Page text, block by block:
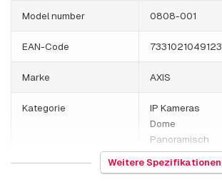
Model number 0808-001
EAN-Code 7331021049123
Marke AXIS
Kategorie
IP Kameras
Dome
Panoramisch
1000 Gramm
Weitere Spezifikationen